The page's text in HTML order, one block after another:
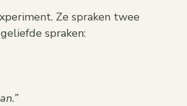
Ze spraken twee
spraken: